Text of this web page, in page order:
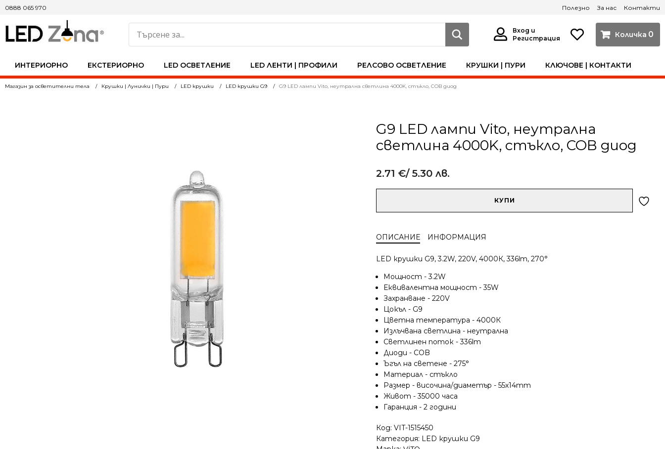
ИНТЕРИОРНО ЕКСТЕРИОРНО LED ОСВЕТЛЕНИЕ LED ЛЕНТИ | ПРОФИЛИ РЕЛСОВО ОСВЕТЛЕНИЕ КРУШКИ | ПУРИ КЛЮЧОВЕ | КОНТАКТИ
0
0888 065 970
Вход и
Регистрация
Полезно За нас Контакти
Магазин за осветителни тела Крушки | Лунички | Пури LED крушки LED крушки G9 G9 LED лампи Vito, неутрална светлина 4000K, стъкло, COB диод
G9 LED лампи Vito, неутрална
светлина 4000K, стъкло, COB диод
2.71 €/ 5.30 лв.
лампи
неутрална
4000K,
стъкло,
COB
диод
КУПИ
ОПИСАНИЕ ИНФОРМАЦИЯ
LED крушки G9, 3.2W, 220V, 4000К, 336lm, 270°
Мощност - 3.2W
Еквивалентна мощност - 35W
Захранване - 220V
Цокъл - G9
Цветна температура - 4000К
Излъчвана светлина - неутрална
Светлинен поток - 336lm
Диоди - COB
Ъгъл на светене - 275°
Материал - стъкло
Размер - височина/диаметър - 55x14mm
Живот - 35000 часа
Гаранция - 2 години
Код: VIT-1515450
Категория: LED крушки G9